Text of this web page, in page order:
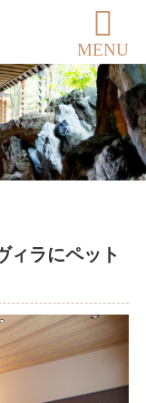
MENU
ィラにペット